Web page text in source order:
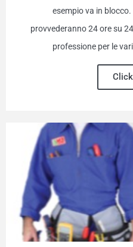
esempio va in
provvederanno 24 ore su
professione per le